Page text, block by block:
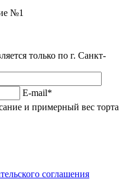
№1
только по г. Санкт-
E-mail*
и примерный вес торта
соглашения